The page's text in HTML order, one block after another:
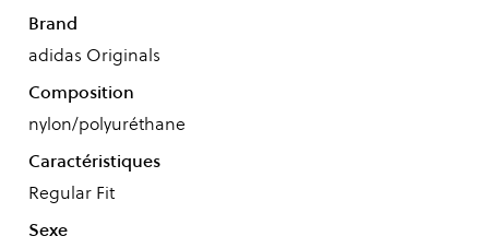
Brand
adidas Originals
Composition
nylon/polyuréthane
Caractéristiques
Regular Fit
Sexe